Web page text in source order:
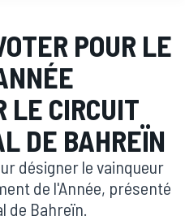
POUR LE
LE CIRCUIT
DE BAHREÏN
désigner le vainqueur
de l'Année, présenté
de Bahreïn.